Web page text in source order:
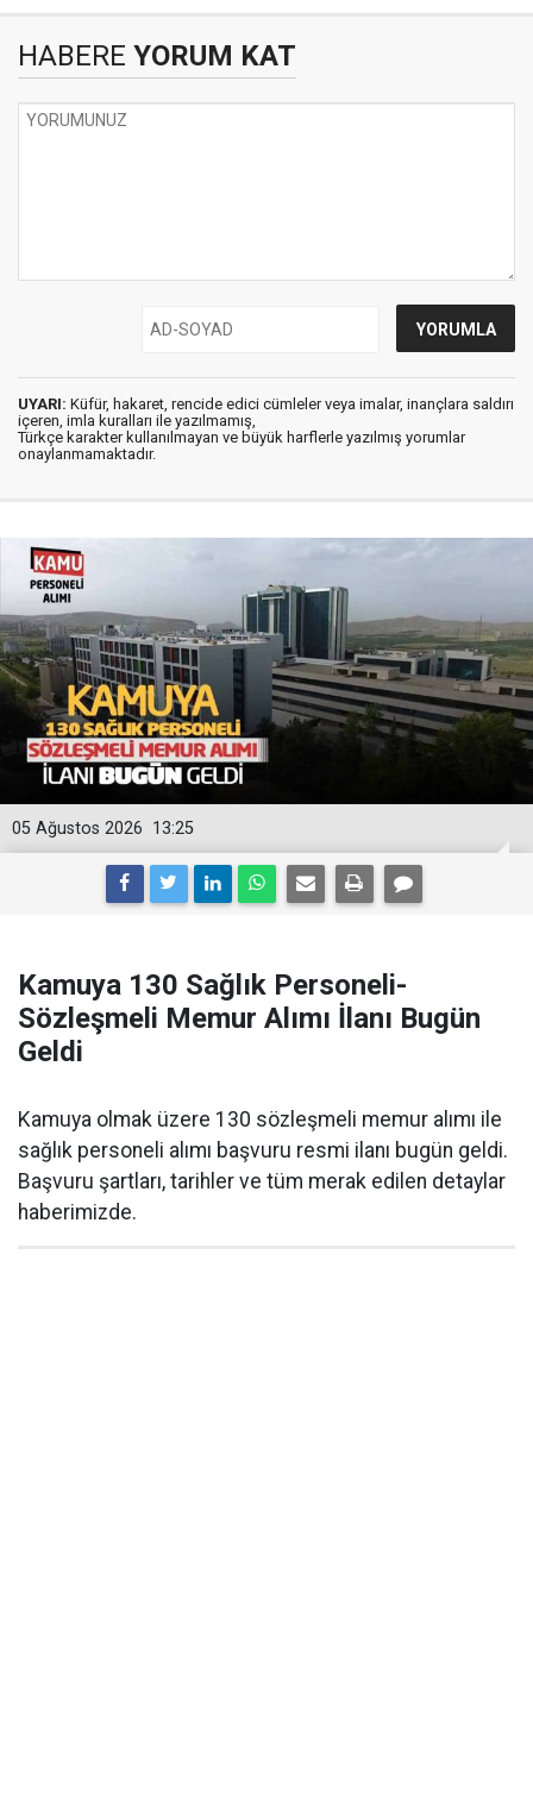
HABERE YORUM KAT
UYARI: Küfür, hakaret, rencide edici cümleler veya imalar, inançlara saldırı
içeren, imla kuralları ile yazılmamış,
Türkçe karakter kullanılmayan ve büyük harflerle yazılmış yorumlar
onaylanmamaktadır.
13:25
05 Ağustos 2026
Kamuya 130 Sağlık Personeli-
Sözleşmeli Memur Alımı İlanı Bugün
Geldi
Kamuya olmak üzere 130 sözleşmeli memur alımı ile
sağlık personeli alımı başvuru resmi ilanı bugün geldi.
Başvuru şartları, tarihler ve tüm merak edilen detaylar
haberimizde.